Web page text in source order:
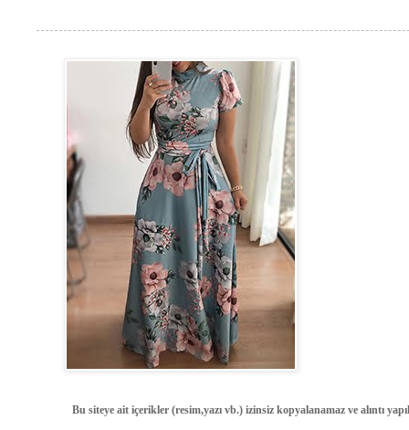
Bu siteye ait içerikler (resim,yazı vb.) izinsiz kopyalanamaz ve alıntı